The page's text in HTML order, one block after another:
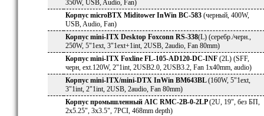
350W, USB, Audio, Fan)
Корпус microBTX Miditower InWin BC-583 (черный, 400W,
USB, Audio, Fan)
Корпус mini-ITX Desktop Foxconn RS-338(L) (серебр./черн.,
250W, 5"1ext, 3"1ext+1int, 2USB, 2audio, Fan 80mm)
Корпус mini-ITX Foxline FL-105-AD120-DC-INF (2L) (SFF,
черн, ext.120W, 2"1int, 2USB2.0, 2USB3.2, Fan 1x40mm, audio)
Корпус mini-ITX/mini-DTX InWin BM643BL(160W, 5"1ext,
3"1int, 2"1int, 2USB, 2audio, Fan 80mm)
Корпус промышленный AIC RMC-2B-0-2LP(2U, 19", без БП,
2x5.25", 3х3.5", 7PCI, 468mm depth)